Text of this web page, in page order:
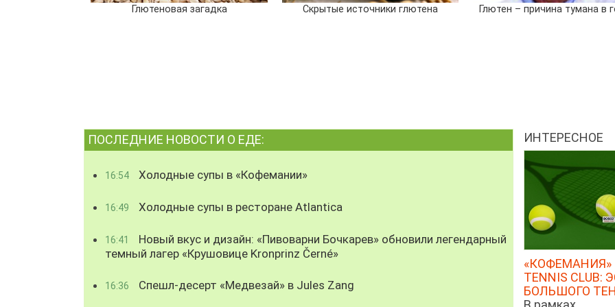
Глютеновая загадка Скрытые источники глютена Глютен – причина тумана в
ПОСЛЕДНИЕ НОВОСТИ О ЕДЕ:
16:54 Холодные супы в «Кофемании»
16:49 Холодные супы в ресторане Atlantica
16:41
Новый вкус и дизайн: «Пивоварни Бочкарев» обновили легендарный
темный лагер «Крушовице Kronprinz Černé»
16:36 Спешл-десерт «Медвезай» в Jules Zang
ИНТЕРЕСНОЕ
«КОФЕМАНИЯ»
TENNIS CLUB:
БОЛЬШОГО